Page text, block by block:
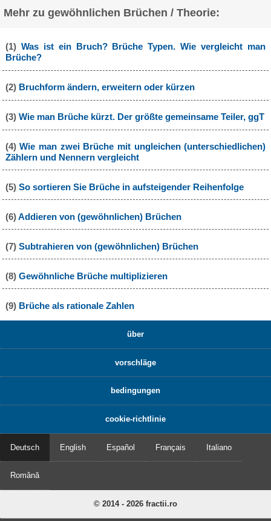
Mehr zu gewöhnlichen Brüchen / Theorie:
(1) Was ist ein Bruch? Brüche Typen. Wie vergleicht man
Brüche?
(2) Bruchform ändern, erweitern oder kürzen
(3) Wie man Brüche kürzt. Der größte gemeinsame Teiler, ggT
(4)Wie man zwei Brüche mit ungleichen (unterschiedlichen)
Zählern und Nennern vergleicht
(5) So sortieren Sie Brüche in aufsteigender Reihenfolge
(6)Addieren von (gewöhnlichen) Brüchen
(7) Subtrahieren von (gewöhnlichen) Brüchen
(8) Gewöhnliche Brüche multiplizieren
(9) Brüche als rationale Zahlen
über
vorschläge
bedingungen
cookie-richtlinie
Deutsch English Español Français Italiano
Română
© 2014 - 2026 fractii.ro